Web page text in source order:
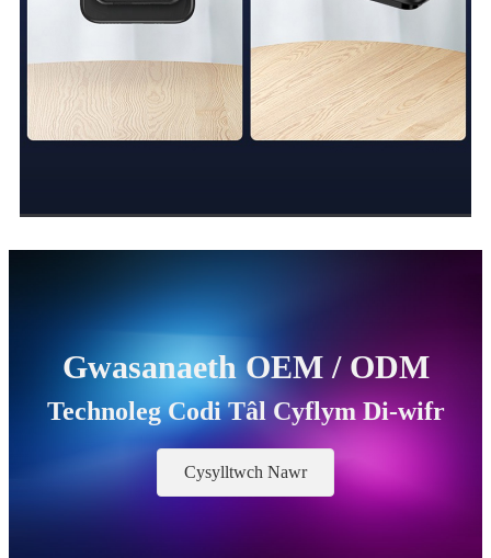
Gwasanaeth OEM / ODM
Technoleg Codi Tâl Cyflym Di-wifr
Cysylltwch Nawr